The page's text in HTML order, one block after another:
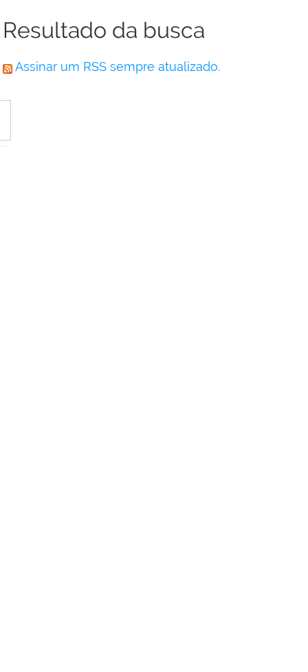
Resultado da busca
Assinar um RSS sempre atualizado.